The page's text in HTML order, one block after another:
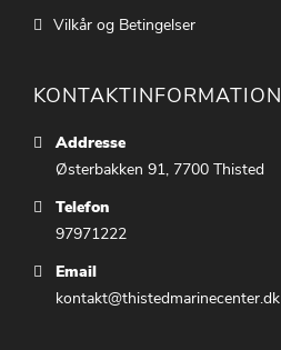
Vilkår og Betingelser
KONTAKTINFORMATION
Addresse
Østerbakken 91, 7700 Thisted
Telefon
97971222
Email
kontakt@thistedmarinecenter.dk